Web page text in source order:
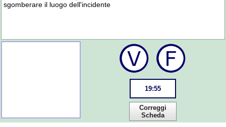
sgomberare il luogo dell'incidente
19:55
Correggi
Scheda